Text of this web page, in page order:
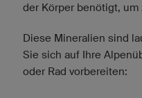
der Körper benötigt,
Diese Mineralien sind
Sie sich auf Ihre
oder Rad vorbereiten: